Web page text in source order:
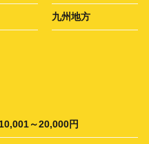
九州地方
～20,000円